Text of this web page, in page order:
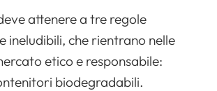
attenere a tre regole
ineludibili, che rientrano nelle
etico e responsabile:
biodegradabili.